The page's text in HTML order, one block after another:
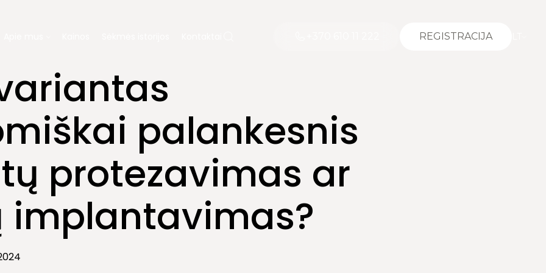
Dovanų kuponas
Laboratorija
Diagnostika
REGISTRACIJA
palankesnis
protezavimas ar
implantavimas?